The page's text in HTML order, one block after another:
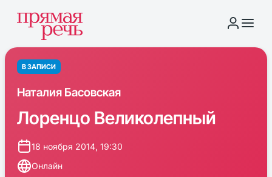
В ЗАПИСИ
Наталия Басовская
Лоренцо Великолепный
18 ноября 2014, 19:30
Онлайн